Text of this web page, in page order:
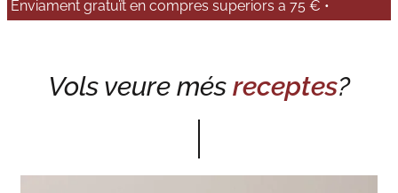
Enviament gratuït en compres superiors a 75 € •
Vols veure més receptes?